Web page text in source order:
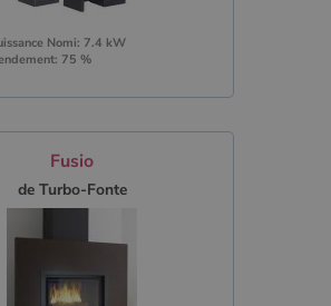
Nomi: 7.4 kW
75 %
Fusio
de Turbo-Fonte